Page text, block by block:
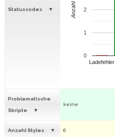
Statuscodes
Ladefehler
0
1
2
Anzahl
Problematische
Skripte
keine
Anzahl Styles 6